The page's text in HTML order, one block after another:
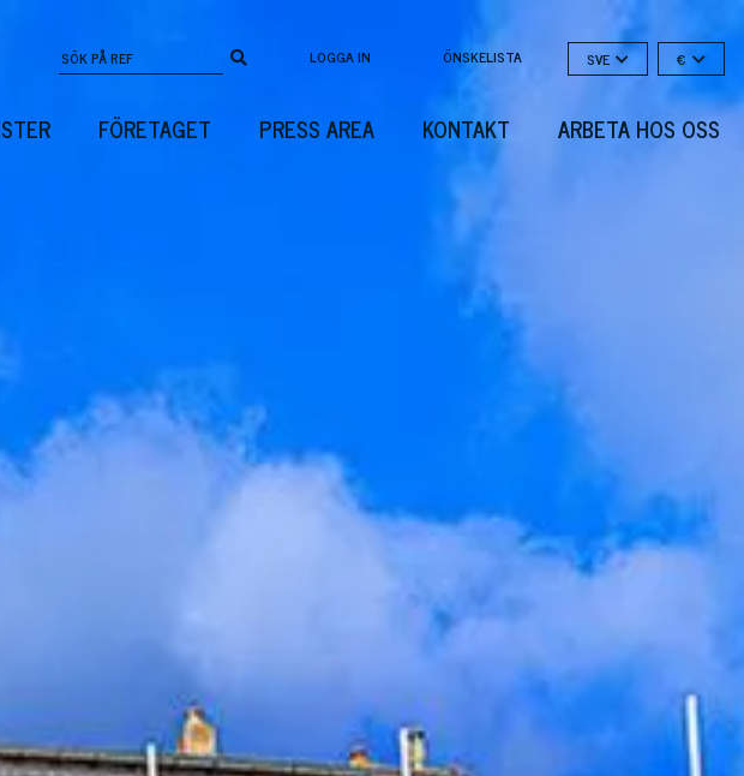
LOGGA IN ÖNSKELISTA SVE €
FÖRETAGET PRESS AREA KONTAKT ARBETA HOS OSS